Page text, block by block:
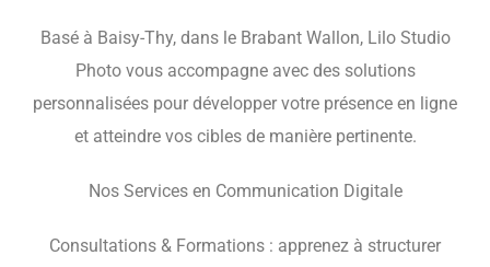
Basé à Baisy-Thy, dans le Brabant Wallon, Lilo Studio
Photo vous accompagne avec des solutions
personnalisées pour développer votre présence en ligne
et atteindre vos cibles de manière pertinente.
Nos Services en Communication Digitale
Consultations & Formations : apprenez à structurer